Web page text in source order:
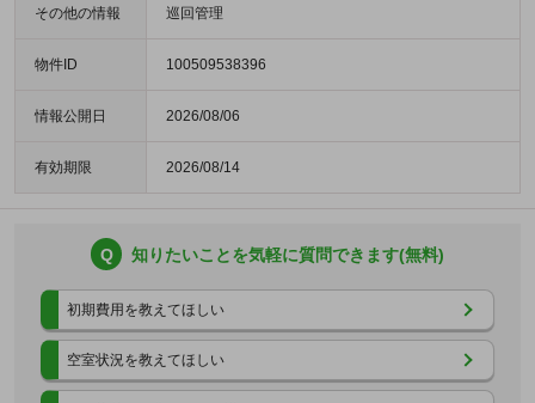
その他の情報 巡回管理
物件ID 100509538396
情報公開日 2026/08/06
有効期限 2026/08/14
Q 知りたいことを気軽に質問できます(無料)
初期費用を教えてほしい
空室状況を教えてほしい